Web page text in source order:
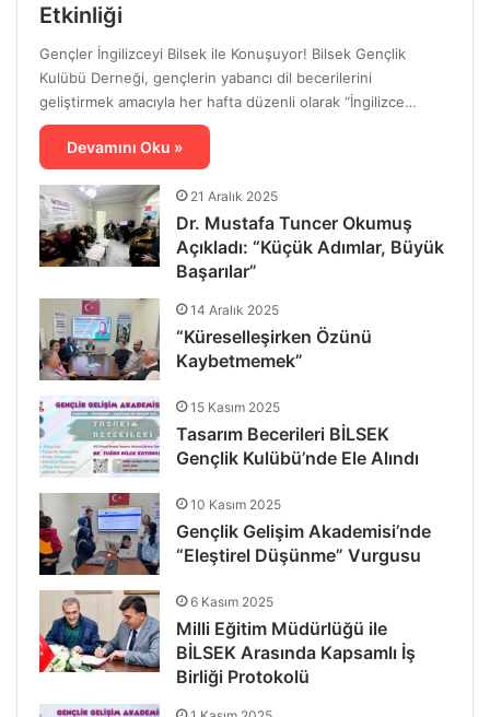
Etkinliği
Gençler İngilizceyi Bilsek ile Konuşuyor! Bilsek Gençlik
Kulübü Derneği, gençlerin yabancı dil becerilerini
geliştirmek amacıyla her hafta düzenli olarak “İngilizce…
Devamını Oku »
21 Aralık 2025
Dr. Mustafa Tuncer Okumuş
Açıkladı: “Küçük Adımlar, Büyük
Başarılar”
14 Aralık 2025
“Küreselleşirken Özünü
Kaybetmemek”
15 Kasım 2025
Tasarım Becerileri BİLSEK
Gençlik Kulübü’nde Ele Alındı
10 Kasım 2025
Gençlik Gelişim Akademisi’nde
“Eleştirel Düşünme” Vurgusu
6 Kasım 2025
Milli Eğitim Müdürlüğü ile
BİLSEK Arasında Kapsamlı İş
Birliği Protokolü